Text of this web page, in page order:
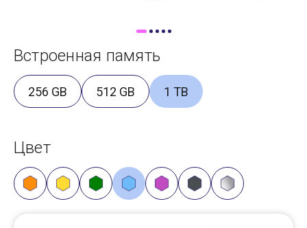
Встроенная память
256 GB 512 GB 1 TB
Цвет